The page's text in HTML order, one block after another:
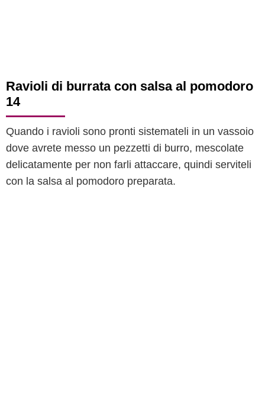
Ravioli di burrata con salsa al pomodoro
14
Quando i ravioli sono pronti sistemateli in un vassoio
dove avrete messo un pezzetti di burro, mescolate
delicatamente per non farli attaccare, quindi serviteli
con la salsa al pomodoro preparata.